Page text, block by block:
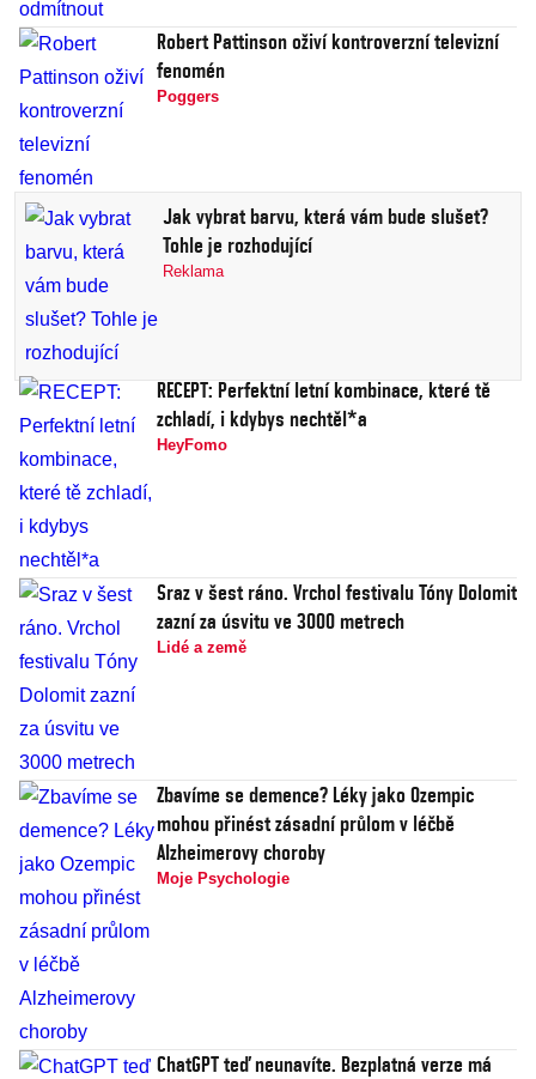
Robert Pattinson oživí kontroverzní televizní
fenomén
Poggers
Jak vybrat barvu, která vám bude slušet?
Tohle je rozhodující
Reklama
RECEPT: Perfektní letní kombinace, které tě
zchladí, i kdybys nechtěl*a
HeyFomo
Sraz v šest ráno. Vrchol festivalu Tóny Dolomit
zazní za úsvitu ve 3000 metrech
Lidé a země
Zbavíme se demence? Léky jako Ozempic
mohou přinést zásadní průlom v léčbě
Alzheimerovy choroby
Moje Psychologie
ChatGPT teď neunavíte. Bezplatná verze má